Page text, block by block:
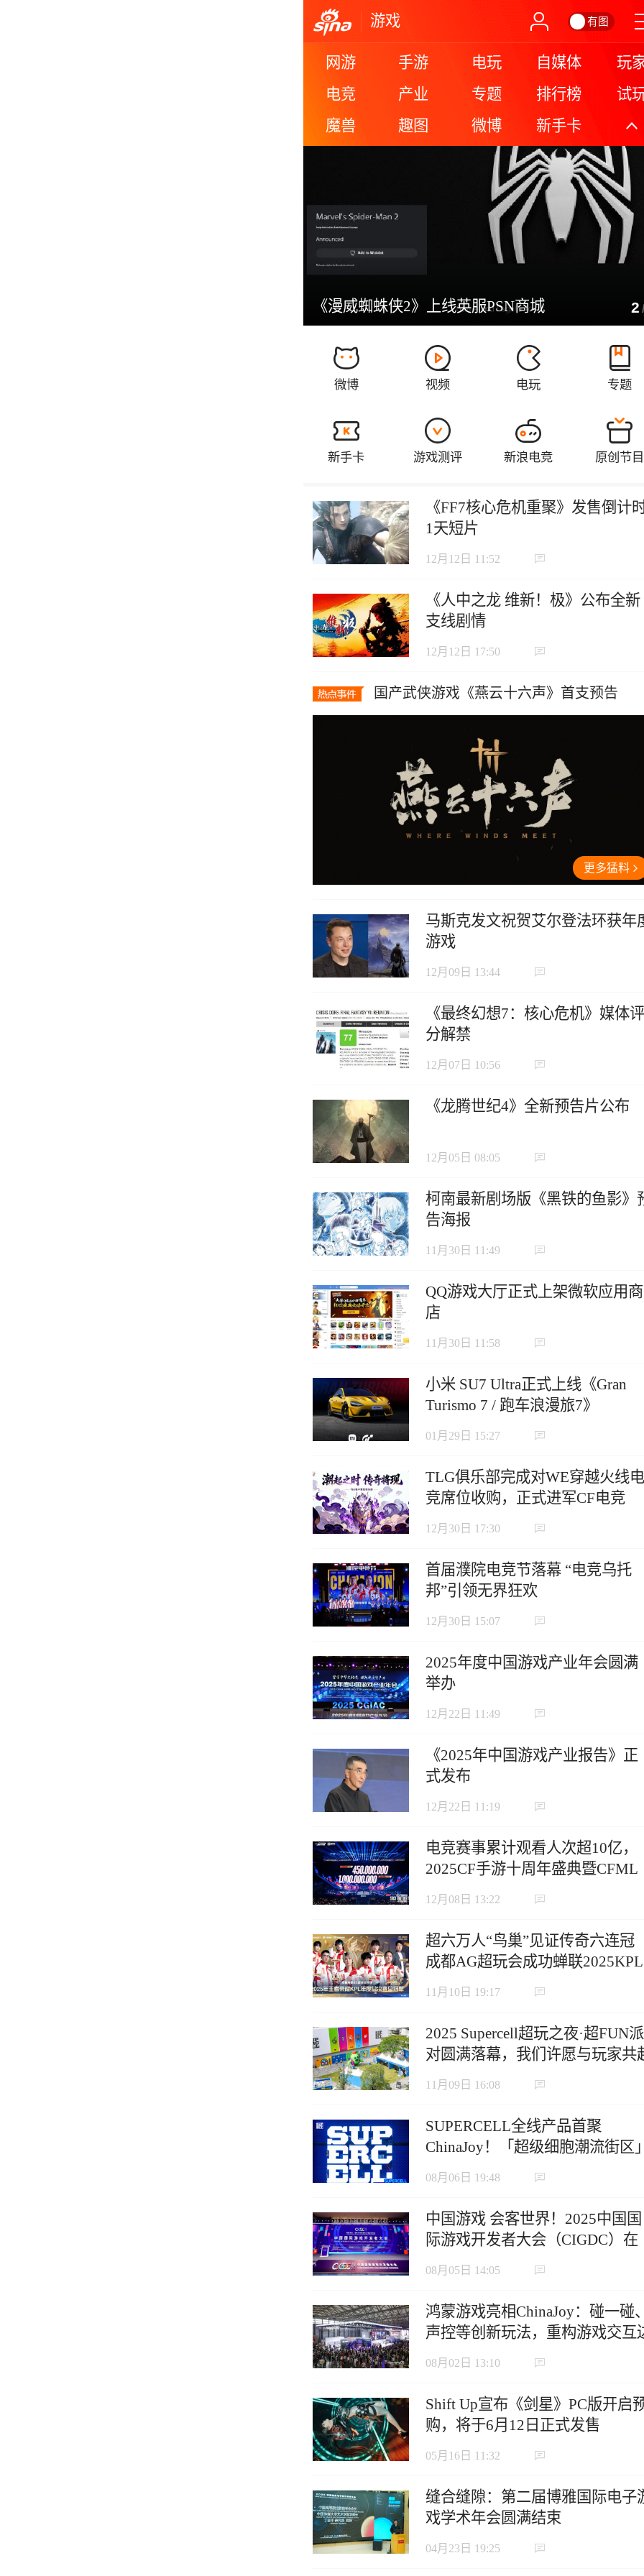
游戏 有图
网游 手游 电玩 自媒体
玩
电竞
产业 专题 排行榜
试
魔兽
趣图 微博 新手卡 更
《漫威蜘蛛侠2》上线英服PSN商城 《艾尔登法2
《FF7核心危机重聚》发售倒计
1天短片
12月12日 11:52
《人中之龙 维新！极》公布全新
支线剧情
12月12日 17:50
国产武侠游戏《燕云十六声》首支预告
更多猛料
马斯克发文祝贺艾尔登法环获年
游戏
12月09日 13:44
《最终幻想7：核心危机》媒体评
分解禁
12月07日 10:56
《龙腾世纪4》全新预告片公布
12月05日 08:05
柯南最新剧场版《黑铁的鱼影》
告海报
11月30日 11:49
QQ游戏大厅正式上架微软应用商
店
11月30日 11:58
小米 SU7 Ultra正式上线《Gran
Turismo 7 / 跑车浪漫旅7》
01月29日 15:27
TLG俱乐部完成对WE穿越火线电
竞席位收购，正式进军CF电竞
12月30日 17:30
首届濮院电竞节落幕 “电竞乌托
邦”引领无界狂欢
12月30日 15:07
2025年度中国游戏产业年会圆满
举办
12月22日 11:49
《2025年中国游戏产业报告》正
式发布
12月22日 11:19
电竞赛事累计观看人次超10亿，
2025CF手游十周年盛典暨CFML
秋季赛S18总决赛收官
12月08日 13:22
超六万人“鸟巢”见证传奇六连冠
成都AG超玩会成功蝉联2025KPL
年度总决赛冠军
11月10日 19:17
2025 Supercell超玩之夜·超FUN派
对圆满落幕，我们许愿与玩家共
下一个十年
11月09日 16:08
SUPERCELL全线产品首聚
ChinaJoy！「超级细胞潮流街区
定义沉浸式游戏新生态
08月06日 19:48
中国游戏 会客世界！2025中国国
际游戏开发者大会（CIGDC）在
虹口北外滩成功举办
08月05日 14:05
鸿蒙游戏亮相ChinaJoy：碰一碰
声控等创新玩法，重构游戏交互
界
08月02日 13:10
Shift Up宣布《剑星》PC版开启
购，将于6月12日正式发售
05月16日 11:32
缝合缝隙：第二届博雅国际电子
戏学术年会圆满结束
04月23日 19:25